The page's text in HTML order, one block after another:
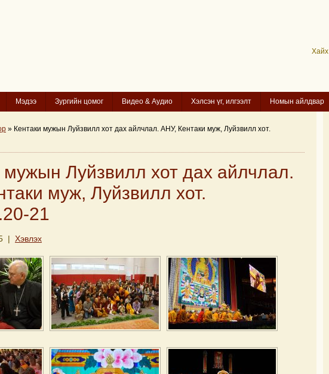
Хайх
Мэдээ Зургийн цомог Видео & Аудио Хэлсэн үг, илгээлт Номын айлдвар
» Кентаки мужын Луйзвилл хот дах айлчлал. АНУ, Кентаки муж, Луйзвилл хот.
мужын Луйзвилл хот дах айлчлал.
муж, Луйзвилл хот.
21
| Хэвлэх